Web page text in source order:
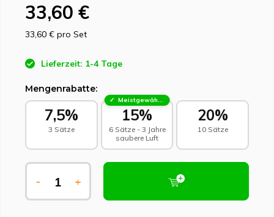
33,60 €
33,60 € pro Set
Lieferzeit: 1-4 Tage
Mengenrabatte:
7,5%
3 Sätze
Meistgewählt - Nachhaltige Wahl
15%
6 Sätze - 3 Jahre
saubere Luft
20%
10 Sätze
- +